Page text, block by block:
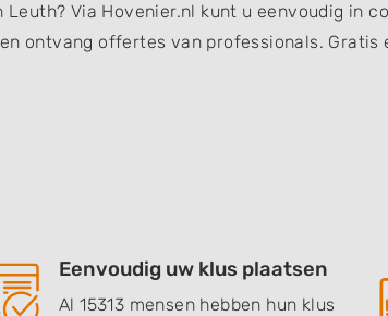
Via Hovenier.nl kunt u eenvoudig in
ontvang offertes van professionals. Gratis
Eenvoudig uw klus plaatsen
Al 15313 mensen hebben hun klus